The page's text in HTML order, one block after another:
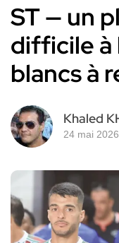
ST — un
difficile à
blancs à
Khaled
24 mai 2026